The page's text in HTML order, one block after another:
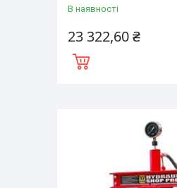
В наявності
23 322,60 ₴